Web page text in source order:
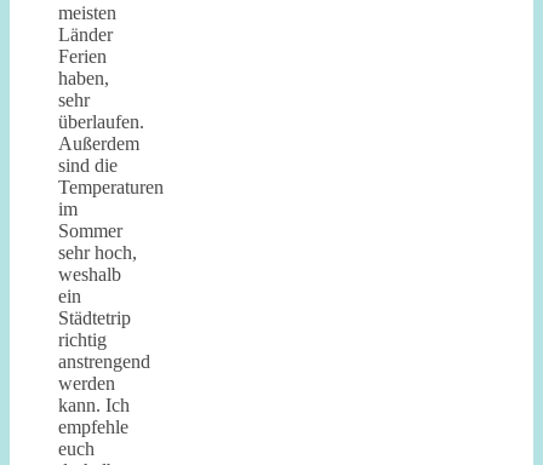
meisten
Länder
Ferien
haben,
sehr
überlaufen.
Außerdem
sind die
Temperaturen
im
Sommer
sehr hoch,
weshalb
ein
Städtetrip
richtig
anstrengend
werden
kann. Ich
empfehle
euch